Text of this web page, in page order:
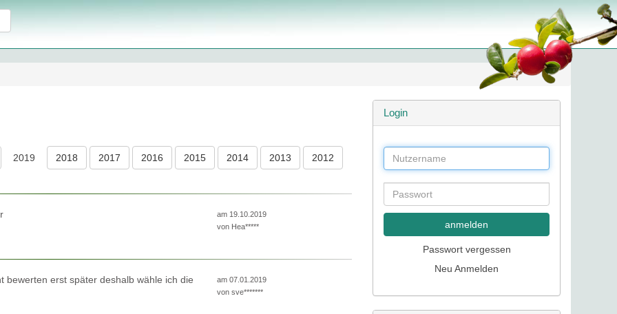
2019 2018 2017 2016 2015 2014 2013 2012
am 19.10.2019
von Hea*****
bewerten erst später deshalb wähle ich die
am 07.01.2019
von sve*******
Login
anmelden
Passwort vergessen
Neu Anmelden